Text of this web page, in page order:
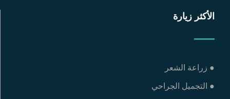
الأكثر زيارة
● زراعة الشعر
● التجميل الجراحي